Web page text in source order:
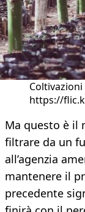
https://
Ma questo è il
filtrare da un
all’agenzia
mantenere il
precedente